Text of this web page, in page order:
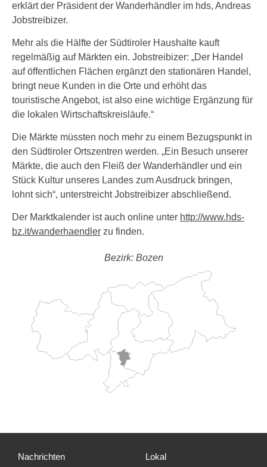
erklärt der Präsident der Wanderhändler im hds, Andreas
Jobstreibizer.
Mehr als die Hälfte der Südtiroler Haushalte kauft
regelmäßig auf Märkten ein. Jobstreibizer: „Der Handel
auf öffentlichen Flächen ergänzt den stationären Handel,
bringt neue Kunden in die Orte und erhöht das
touristische Angebot, ist also eine wichtige Ergänzung für
die lokalen Wirtschaftskreisläufe.“
Die Märkte müssten noch mehr zu einem Bezugspunkt in
den Südtiroler Ortszentren werden. „Ein Besuch unserer
Märkte, die auch den Fleiß der Wanderhändler und ein
Stück Kultur unseres Landes zum Ausdruck bringen,
lohnt sich“, unterstreicht Jobstreibizer abschließend.
Der Marktkalender ist auch online unter http://www.hds-
bz.it/wanderhaendler zu finden.
Bezirk: Bozen
Nachrichten Lokal